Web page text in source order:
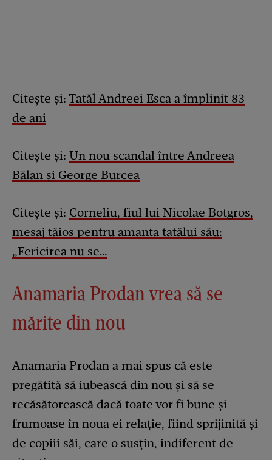
Citește și: Tatăl Andreei Esca a împlinit 83
de ani
Citește și: Un nou scandal între Andreea
Bălan și George Burcea
Citește și: Corneliu, fiul lui Nicolae Botgros,
mesaj tăios pentru amanta tatălui său:
„Fericirea nu se…
Anamaria Prodan vrea să se
mărite din nou
Anamaria Prodan a mai spus că este
pregătită să iubească din nou și să se
recăsătorească dacă toate vor fi bune și
frumoase în noua ei relație, fiind sprijinită și
de copiii săi, care o susțin, indiferent de